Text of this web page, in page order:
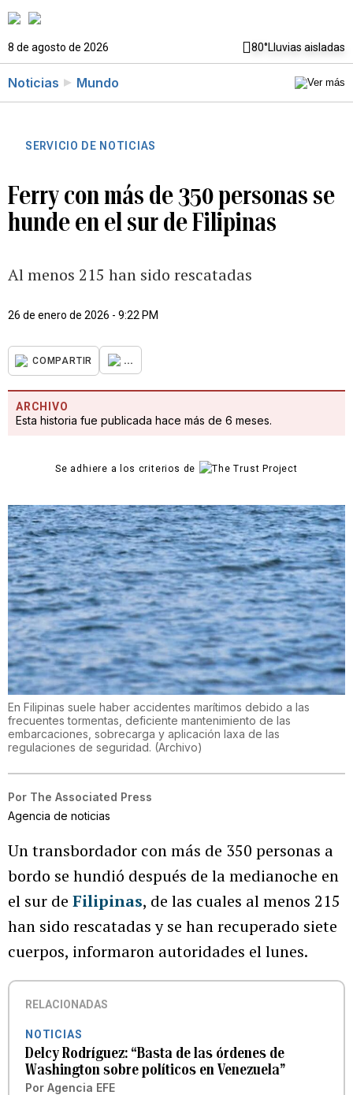
8 de agosto de 2026 80°Lluvias aisladas
Noticias Mundo
SERVICIO DE NOTICIAS
Ferry con más de 350 personas se
hunde en el sur de Filipinas
Al menos 215 han sido rescatadas
26 de enero de 2026 - 9:22 PM
COMPARTIR ...
ARCHIVO
Esta historia fue publicada hace más de 6 meses.
Se adhiere a los criterios de
En Filipinas suele haber accidentes marítimos debido a las
frecuentes tormentas, deficiente mantenimiento de las
embarcaciones, sobrecarga y aplicación laxa de las
regulaciones de seguridad. (Archivo)
Por The Associated Press
Agencia de noticias
Un transbordador con más de 350 personas a
bordo se hundió después de la medianoche en
el sur de Filipinas, de las cuales al menos 215
han sido rescatadas y se han recuperado siete
cuerpos, informaron autoridades el lunes.
RELACIONADAS
NOTICIAS
Delcy Rodríguez: “Basta de las órdenes de
Washington sobre políticos en Venezuela”
Por Agencia EFE